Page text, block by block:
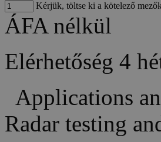
Kérjük, töltse ki a kötelező
ÁFA nélkül
Elérhetőség 4
Applications
Radar testing